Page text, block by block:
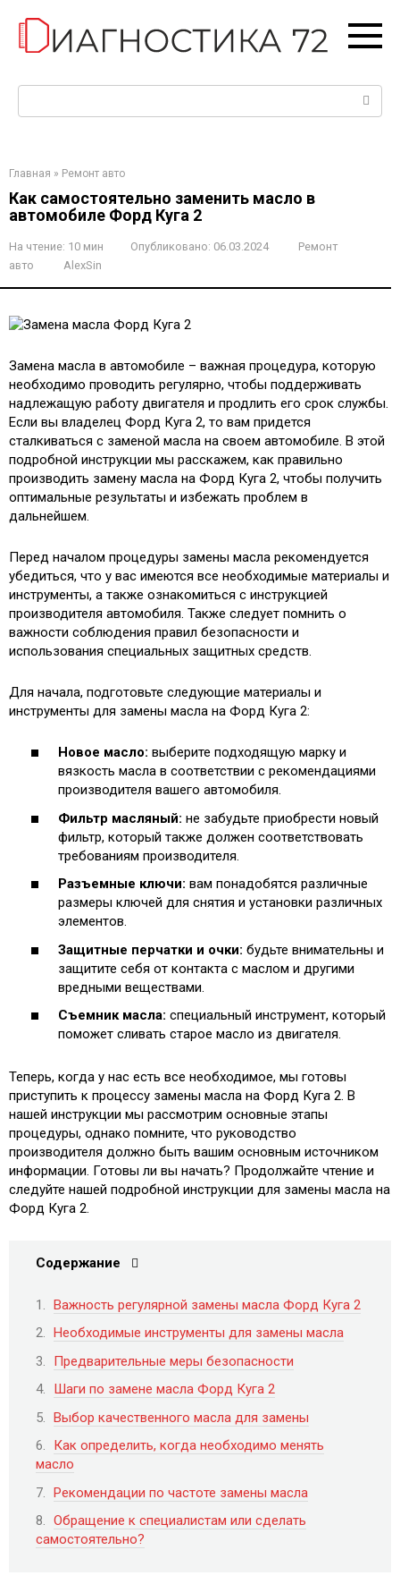
контенту
Главная » Ремонт авто
Как самостоятельно заменить масло в
автомобиле Форд Куга 2
На чтение: 10 мин Опубликовано: 06.03.2024
Ремонт
авто
AlexSin
Замена масла в автомобиле – важная процедура, которую
необходимо проводить регулярно, чтобы поддерживать
надлежащую работу двигателя и продлить его срок службы.
Если вы владелец Форд Куга 2, то вам придется
сталкиваться с заменой масла на своем автомобиле. В этой
подробной инструкции мы расскажем, как правильно
производить замену масла на Форд Куга 2, чтобы получить
оптимальные результаты и избежать проблем в
дальнейшем.
Перед началом процедуры замены масла рекомендуется
убедиться, что у вас имеются все необходимые материалы и
инструменты, а также ознакомиться с инструкцией
производителя автомобиля. Также следует помнить о
важности соблюдения правил безопасности и
использования специальных защитных средств.
Для начала, подготовьте следующие материалы и
инструменты для замены масла на Форд Куга 2:
Новое масло: выберите подходящую марку и
вязкость масла в соответствии с рекомендациями
производителя вашего автомобиля.
Фильтр масляный: не забудьте приобрести новый
фильтр, который также должен соответствовать
требованиям производителя.
Разъемные ключи: вам понадобятся различные
размеры ключей для снятия и установки различных
элементов.
Защитные перчатки и очки: будьте внимательны и
защитите себя от контакта с маслом и другими
вредными веществами.
Съемник масла: специальный инструмент, который
поможет сливать старое масло из двигателя.
Теперь, когда у нас есть все необходимое, мы готовы
приступить к процессу замены масла на Форд Куга 2. В
нашей инструкции мы рассмотрим основные этапы
процедуры, однако помните, что руководство
производителя должно быть вашим основным источником
информации. Готовы ли вы начать? Продолжайте чтение и
следуйте нашей подробной инструкции для замены масла на
Форд Куга 2.
Содержание
Важность регулярной замены масла Форд Куга 2
Необходимые инструменты для замены масла
Предварительные меры безопасности
Шаги по замене масла Форд Куга 2
Выбор качественного масла для замены
Как определить, когда необходимо менять
масло
Рекомендации по частоте замены масла
Обращение к специалистам или сделать
самостоятельно?